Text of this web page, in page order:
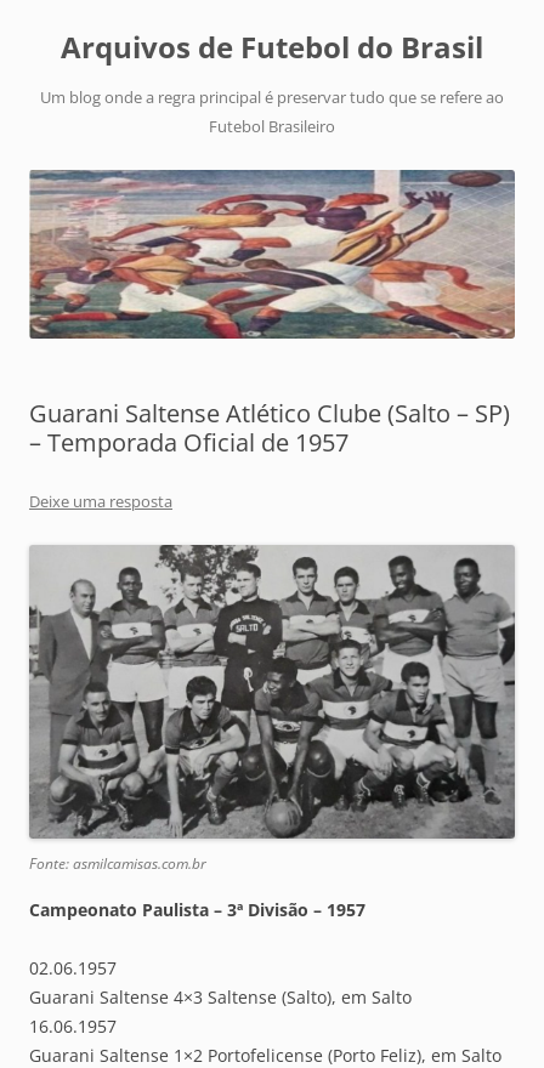
Arquivos de Futebol do Brasil
Um blog onde a regra principal é preservar tudo que se refere ao
Futebol Brasileiro
Guarani Saltense Atlético Clube (Salto – SP)
– Temporada Oficial de 1957
Deixe uma resposta
Fonte: asmilcamisas.com.br
Campeonato Paulista – 3ª Divisão – 1957
02.06.1957
Guarani Saltense 4×3 Saltense (Salto), em Salto
16.06.1957
Guarani Saltense 1×2 Portofelicense (Porto Feliz), em Salto